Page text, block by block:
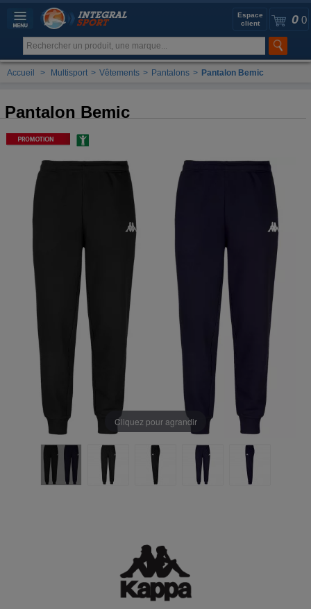
0 0
Espace
client
Accueil > Multisport > Vêtements > Pantalons > Pantalon Bemic
Pantalon Bemic
Cliquez pour agrandir